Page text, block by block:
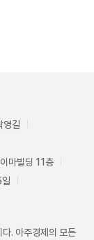
영길
마빌딩 11층
. 아주경제의 모든